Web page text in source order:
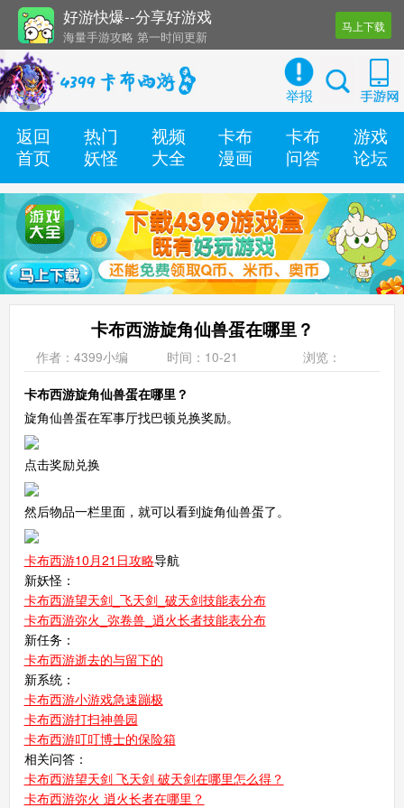
好游快爆--分享好游戏
海量手游攻略 第一时间更新
还有几十款实用辅助工具
马上下载
举报
返回
首页
热门
妖怪
视频
大全
卡布
漫画
卡布
问答
游戏
论坛
卡布西游旋角仙兽蛋在哪里？
作者：4399小编 时间：10-21 浏览：
卡布西游旋角仙兽蛋在哪里？
旋角仙兽蛋在军事厅找巴顿兑换奖励。
点击奖励兑换
然后物品一栏里面，就可以看到旋角仙兽蛋了。
卡布西游10月21日攻略导航
新妖怪：
卡布西游望天剑_飞天剑_破天剑技能表分布
卡布西游弥火_弥卷兽_逍火长者技能表分布
新任务：
卡布西游逝去的与留下的
新系统：
卡布西游小游戏急速蹦极
卡布西游打扫神兽园
卡布西游叮叮博士的保险箱
相关问答：
卡布西游望天剑 飞天剑 破天剑在哪里怎么得？
卡布西游弥火 逍火长者在哪里？